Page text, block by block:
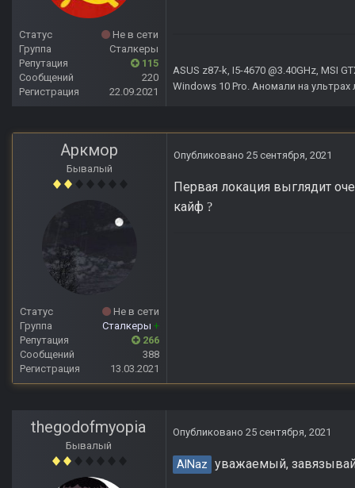
Статус
Не в сети
Группа
Сталкеры
Репутация
115
Сообщений
220
Регистрация
22.09.2021
ASUS z87-k, I5-4670 @3.40GHz, MSI
Windows 10 Pro. Аномали на
Аркмор
Бывалый
Статус
Не в сети
Группа
Сталкеры +
Репутация
266
Сообщений
388
Регистрация
13.03.2021
Опубликовано 25 сентября, 2021
Первая локация выглядит
кайф ?
thegodofmyopia
Бывалый
Опубликовано 25 сентября, 2021
AlNaz уважаемый,